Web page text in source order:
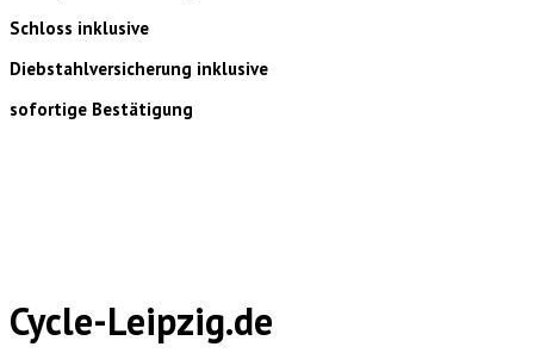
Schloss inklusive
Diebstahlversicherung inklusive
sofortige Bestätigung
Cycle-Leipzig.de